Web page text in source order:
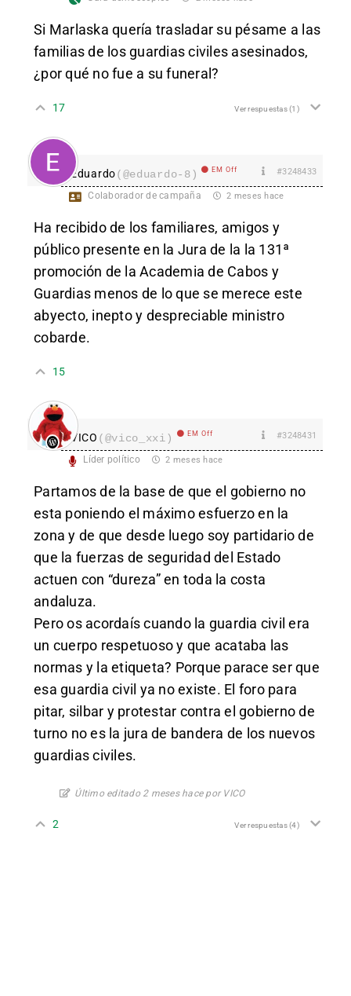
Si Marlaska quería trasladar su pésame a las
familias de los guardias civiles asesinados,
¿por qué no fue a su funeral?
17 Ver respuestas(1)
Eduardo(@eduardo-8) EM Off #3248433
Colaborador de campaña 2 meses hace
Ha recibido de los familiares, amigos y
público presente en la Jura de la la 131ª
promoción de la Academia de Cabos y
Guardias menos de lo que se merece este
abyecto, inepto y despreciable ministro
cobarde.
15
VICO (@vico_xxi) EM Off #3248431
Líder político 2 meses hace
Partamos de la base de que el gobierno no
esta poniendo el máximo esfuerzo en la
zona y de que desde luego soy partidario de
que la fuerzas de seguridad del Estado
actuen con “dureza” en toda la costa
andaluza.
Pero os acordaís cuando la guardia civil era
un cuerpo respetuoso y que acataba las
normas y la etiqueta? Porque parace ser que
esa guardia civil ya no existe. El foro para
pitar, silbar y protestar contra el gobierno de
turno no es la jura de bandera de los nuevos
guardias civiles.
Último editado 2 meses hace por VICO
2 Ver respuestas(4)